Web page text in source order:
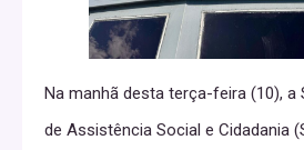
Na manhã desta terça-feira (10), a
de Assistência Social e Cidadania